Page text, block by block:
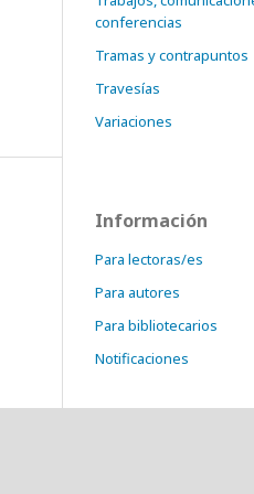
conferencias
Tramas y contrapuntos
Travesías
Variaciones
Información
Para lectoras/es
Para autores
Para bibliotecarios
Notificaciones